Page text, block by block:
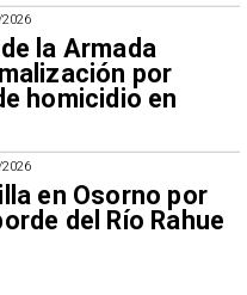
la Armada
por
homicidio en
en Osorno por
del Río Rahue